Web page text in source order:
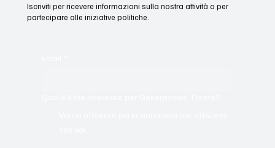
Iscriviti per ricevere informazioni sulla nostra attività o per
partecipare alle iniziative politiche.